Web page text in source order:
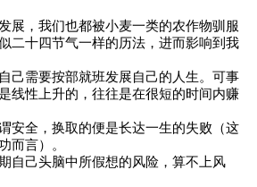
展，我们也都被小麦一类的农作物驯服
二十四节气一样的历法，进而影响到我
己需要按部就班发展自己的人生。可事
线性上升的，往往是在很短的时间内赚
安全，换取的便是长达一生的失败（这
而言）。
自己头脑中所假想的风险，算不上风